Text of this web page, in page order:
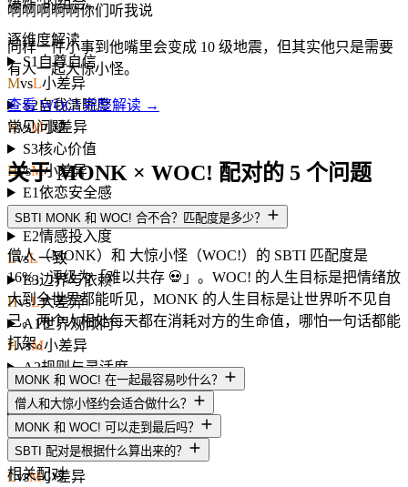
逐维度解读
S1 自尊自信
MvsL小差异
S2自我清晰度
HvsM小差异
S3核心价值
HvsM小差异
E1依恋安全感
LvsL一致
E2情感投入度
LvsL一致
E3边界与依赖
HvsL大差异
A1世界观倾向
HvsM小差异
A2规则与灵活度
LvsM小差异
A3人生意义感
HvsL大差异
Ac1动机导向
LvsM小差异
啊啊啊啊啊你们听我说
同样一件小事到他嘴里会变成 10 级地震，但其实他只是需要
有人一起大惊小怪。
查看 WOC! 完整解读 →
常见问题
关于 MONK × WOC! 配对的 5 个问题
SBTI MONK 和 WOC! 合不合？匹配度是多少？
僧人（MONK）和 大惊小怪（WOC!）的 SBTI 匹配度是
16%，评级为「难以共存 💀」。WOC! 的人生目标是把情绪放
大到全世界都能听见，MONK 的人生目标是让世界听不见自
己。两个人相处每天都在消耗对方的生命值，哪怕一句话都能
打架。
MONK 和 WOC! 在一起最容易吵什么？
僧人和大惊小怪约会适合做什么？
MONK 和 WOC! 可以走到最后吗？
SBTI 配对是根据什么算出来的？
相关配对